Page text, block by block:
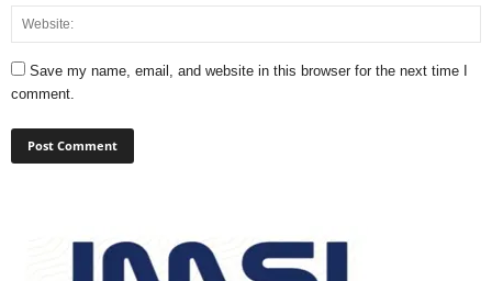
Save my name, email, and website in this browser for the next time I
comment.